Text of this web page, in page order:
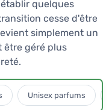
quelques
cesse d'être
simplement un
être géré plus
Unisex parfums